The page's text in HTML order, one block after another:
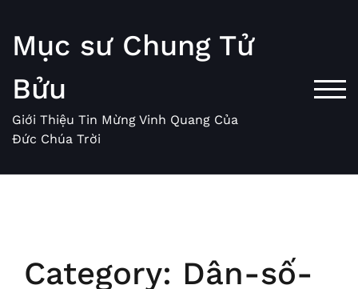
content
Mục sư Chung Tử
Bửu
Giới Thiệu Tin Mừng Vinh Quang Của
Đức Chúa Trời
Category: Dân-số-